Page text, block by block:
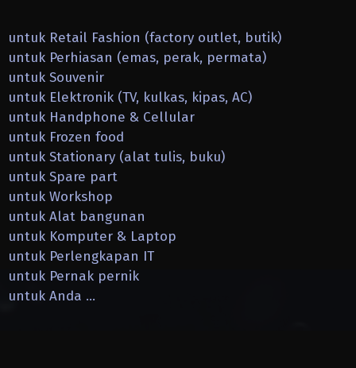
untuk Retail Fashion (factory outlet, butik)
untuk Perhiasan (emas, perak, permata)
untuk Souvenir
untuk Elektronik (TV, kulkas, kipas, AC)
untuk Handphone & Cellular
untuk Frozen food
untuk Stationary (alat tulis, buku)
untuk Spare part
untuk Workshop
untuk Alat bangunan
untuk Komputer & Laptop
untuk Perlengkapan IT
untuk Pernak pernik
untuk Anda …